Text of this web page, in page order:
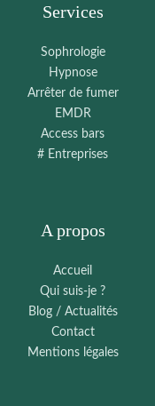
Services
Sophrologie
Hypnose
Arrêter de fumer
EMDR
Access bars
# Entreprises
A propos
Accueil
Qui suis-je ?
Blog / Actualités
Contact
Mentions légales